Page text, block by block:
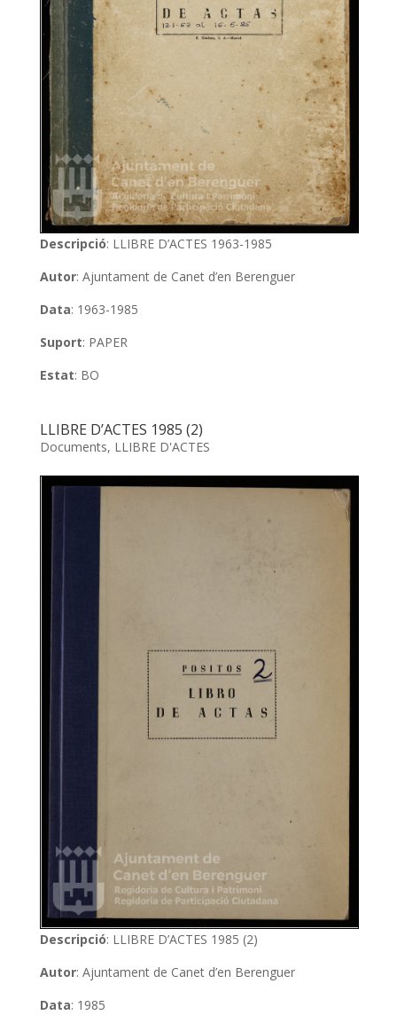
Descripció: LLIBRE D’ACTES 1963-1985
Autor: Ajuntament de Canet d’en Berenguer
Data: 1963-1985
Suport: PAPER
Estat: BO
LLIBRE D’ACTES 1985 (2)
Documents, LLIBRE D'ACTES
Descripció: LLIBRE D’ACTES 1985 (2)
Autor: Ajuntament de Canet d’en Berenguer
Data: 1985